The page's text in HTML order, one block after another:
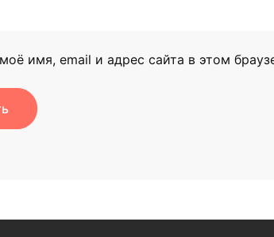
имя, email и адрес сайта в этом